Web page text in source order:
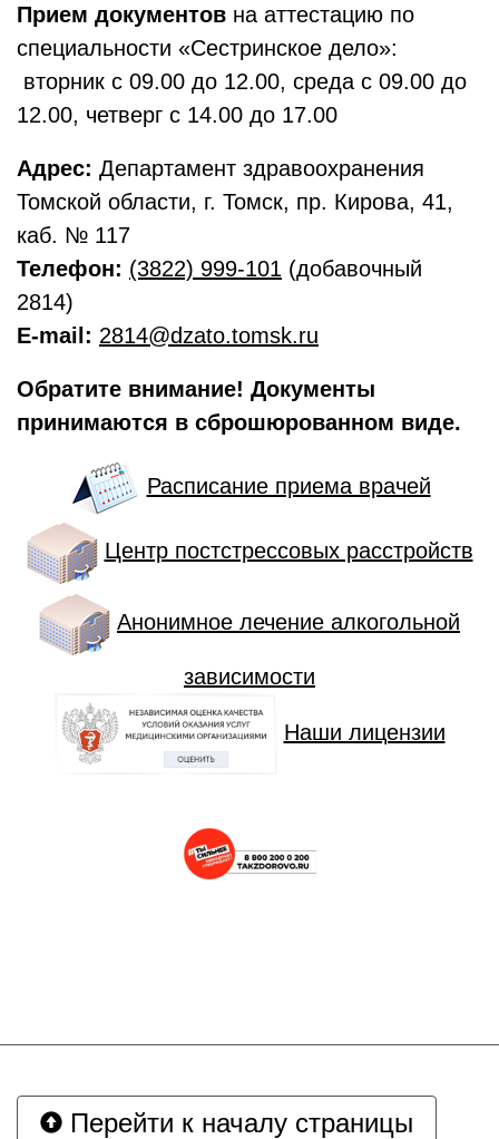
Прием документов на аттестацию по
специальности «Сестринское дело»:
вторник с 09.00 до 12.00, среда с 09.00 до
12.00, четверг с 14.00 до 17.00
Адрес: Департамент здравоохранения
Томской области, г. Томск, пр. Кирова, 41,
каб. № 117
Телефон: (3822) 999-101 (добавочный
2814)
E-mail: 2814@dzato.tomsk.ru
Обратите внимание! Документы
принимаются в сброшюрованном виде.
Расписание приема врачей
Центр постстрессовых расстройств
Анонимное лечение алкогольной
зависимости
Наши лицензии
Перейти к началу страницы